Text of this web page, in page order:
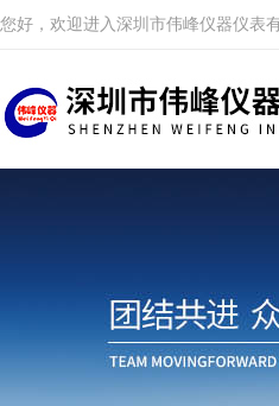
您好，欢迎进入深圳市伟峰仪器仪表